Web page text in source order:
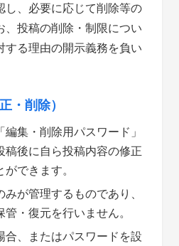
し、必要に応じて削除等の
、投稿の削除・制限につい
する理由の開示義務を負い
・削除）
集・削除用パスワード」
稿後に自ら投稿内容の修正
できます。
が管理するものであり、
・復元を行いません。
合、またはパスワードを設